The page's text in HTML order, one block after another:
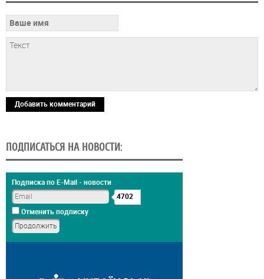
Добавить комментарий
ПОДПИСАТЬСЯ НА НОВОСТИ:
Подписка по E-Mail - новости
4702
Отменить подписку